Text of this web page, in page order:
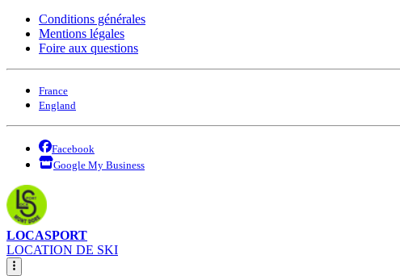
Conditions générales
Mentions légales
Foire aux questions
France
England
Facebook
Google My Business
LOCASPORT
LOCATION DE SKI